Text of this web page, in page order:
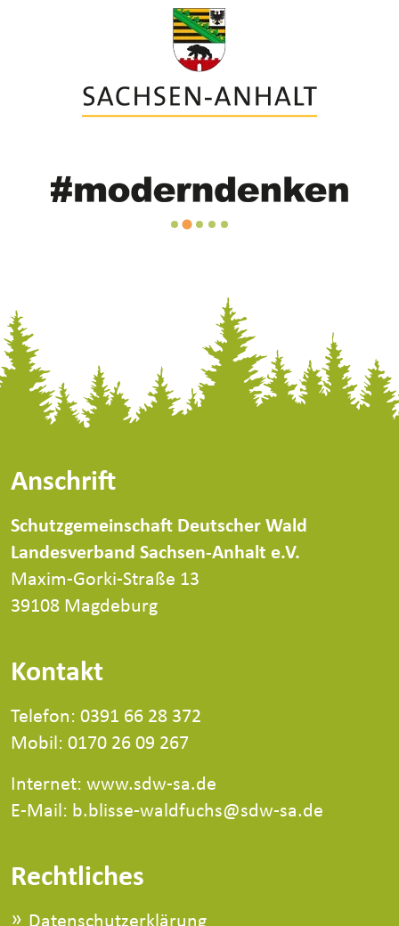
…
Anschrift
Schutzgemeinschaft Deutscher Wald
Landesverband Sachsen-Anhalt e.V.
Maxim-Gorki-Straße 13
39108 Magdeburg
Kontakt
Telefon: 0391 66 28 372
Mobil: 0170 26 09 267
Internet: www.sdw-sa.de
E-Mail: b.blisse-waldfuchs@sdw-sa.de
Rechtliches
Datenschutzerklärung